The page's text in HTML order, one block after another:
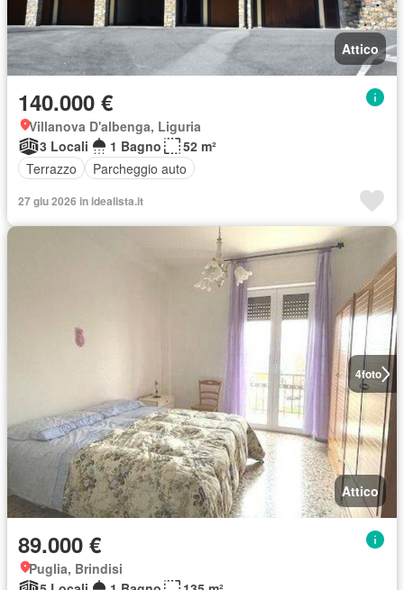
Attico
140.000 €
Villanova D'albenga, Liguria
3 Locali
1 Bagno
52 m²
Terrazzo
Parcheggio auto
27 giu 2026 in idealista.it
4foto
Attico
89.000 €
Puglia, Brindisi